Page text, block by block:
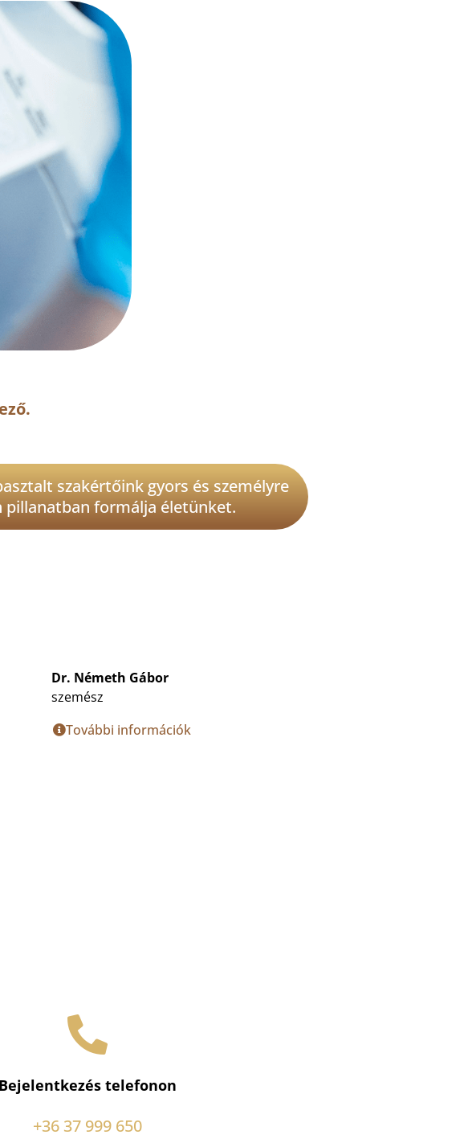
szakértőink gyors és személyre
pillanatban formálja életünket.
Dr. Németh Gábor
szemész
További információk
Bejelentkezés telefonon
+36 37 999 650